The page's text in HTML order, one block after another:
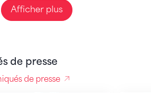
Afficher plus
de presse
de presse